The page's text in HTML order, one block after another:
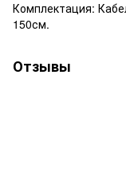
Комплектация:
150см.
Отзывы